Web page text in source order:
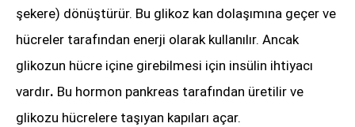
şekere) dönüştürür. Bu glikoz kan dolaşımına geçer ve
hücreler tarafından enerji olarak kullanılır. Ancak
glikozun hücre içine girebilmesi için insülin ihtiyacı
vardır. Bu hormon pankreas tarafından üretilir ve
glikozu hücrelere taşıyan kapıları açar.